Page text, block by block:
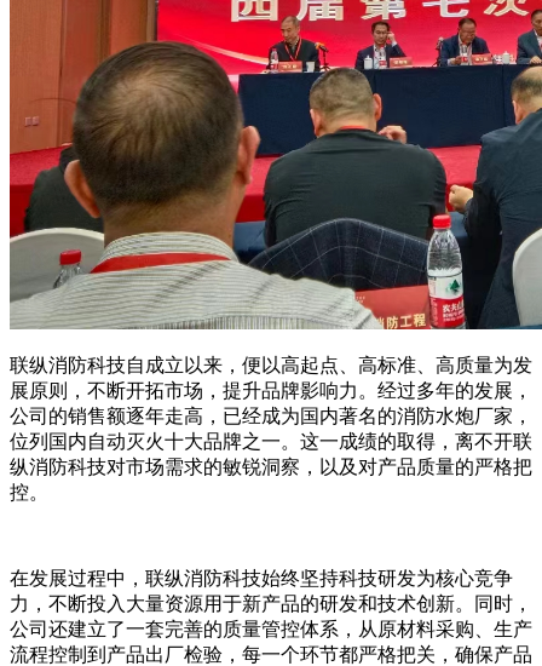
联纵消防科技自成立以来，便以高起点、高标准、高质量为发
展原则，不断开拓市场，提升品牌影响力。经过多年的发展，
公司的销售额逐年走高，已经成为国内著名的消防水炮厂家，
位列国内自动灭火十大品牌之一。这一成绩的取得，离不开联
纵消防科技对市场需求的敏锐洞察，以及对产品质量的严格把
控。
在发展过程中，联纵消防科技始终坚持科技研发为核心竞争
力，不断投入大量资源用于新产品的研发和技术创新。同时，
公司还建立了一套完善的质量管控体系，从原材料采购、生产
流程控制到产品出厂检验，每一个环节都严格把关，确保产品